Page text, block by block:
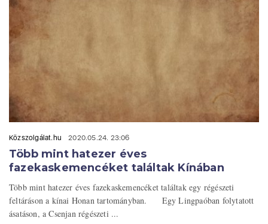
Közszolgálat.hu 2020.05.24. 23:06
Több mint hatezer éves
fazekaskemencéket találtak Kínában
Több mint hatezer éves fazekaskemencéket találtak egy régészeti
feltáráson a kínai Honan tartományban. Egy Lingpaóban folytatott
ásatáson, a Csenjan régészeti ...